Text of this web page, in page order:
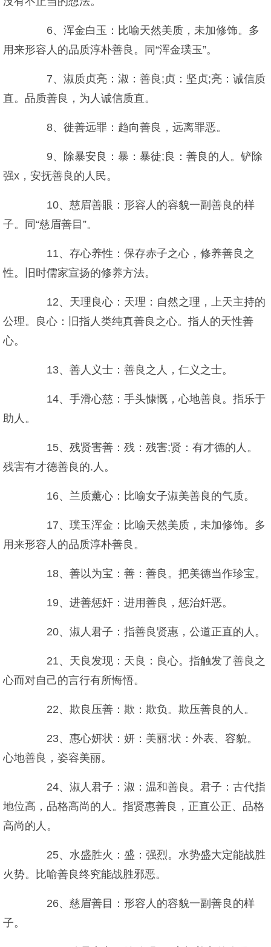
6、浑金白玉：比喻天然美质，未加修饰。多
用来形容人的品质淳朴善良。同“浑金璞玉”。
7、淑质贞亮：淑：善良;贞：坚贞;亮：诚信质
直。品质善良，为人诚信质直。
8、徙善远罪：趋向善良，远离罪恶。
9、除暴安良：暴：暴徒;良：善良的人。铲除
强x，安抚善良的人民。
10、慈眉善眼：形容人的容貌一副善良的样
子。同“慈眉善目”。
11、存心养性：保存赤子之心，修养善良之
性。旧时儒家宣扬的修养方法。
12、天理良心：天理：自然之理，上天主持的
公理。良心：旧指人类纯真善良之心。指人的天性善
心。
13、善人义士：善良之人，仁义之士。
14、手滑心慈：手头慷慨，心地善良。指乐于
助人。
15、残贤害善：残：残害;贤：有才德的人。
残害有才德善良的.人。
16、兰质薰心：比喻女子淑美善良的气质。
17、璞玉浑金：比喻天然美质，未加修饰。多
用来形容人的品质淳朴善良。
18、善以为宝：善：善良。把美德当作珍宝。
19、进善惩奸：进用善良，惩治奸恶。
20、淑人君子：指善良贤惠，公道正直的人。
21、天良发现：天良：良心。指触发了善良之
心而对自己的言行有所悔悟。
22、欺良压善：欺：欺负。欺压善良的人。
23、惠心妍状：妍：美丽;状：外表、容貌。
心地善良，姿容美丽。
24、淑人君子：淑：温和善良。君子：古代指
地位高，品格高尚的人。指贤惠善良，正直公正、品格
高尚的人。
25、水盛胜火：盛：强烈。水势盛大定能战胜
火势。比喻善良终究能战胜邪恶。
26、慈眉善目：形容人的容貌一副善良的样
子。